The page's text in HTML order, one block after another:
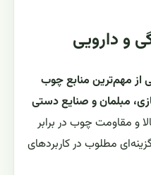
و دارویی
از مهم‌ترین منابع چوب
مبلمان و صنایع دستی
و مقاومت چوب در برابر
مطلوب در کاربردهای